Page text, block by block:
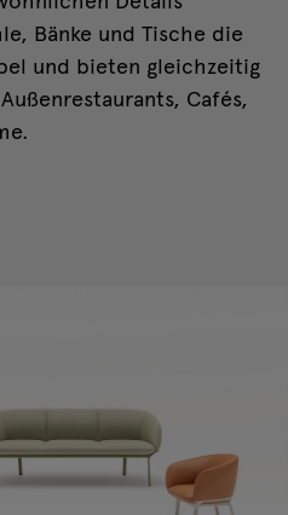
Bänke und Tische die
und bieten gleichzeitig
Cafés,